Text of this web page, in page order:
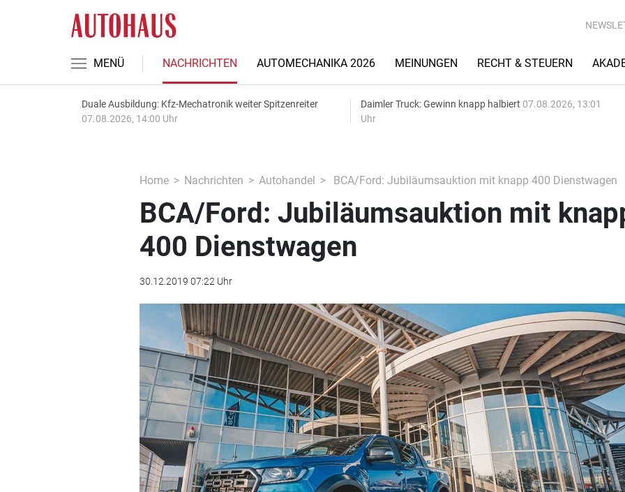
MENÜ NACHRICHTEN AUTOMECHANIKA 2026 MEINUNGEN RECHT & STEUERN
Duale Ausbildung: Kfz-Mechatronik weiter Spitzenreiter
07.08.2026, 14:00 Uhr
Daimler Truck: Gewinn knapp halbiert 07.08.2026, 13:01
Uhr
Home Nachrichten Autohandel BCA/Ford: Jubiläumsauktion mit knapp 400 Dienstwagen
BCA/Ford: Jubiläumsauktion mit
400 Dienstwagen
30.12.2019 07:22 Uhr